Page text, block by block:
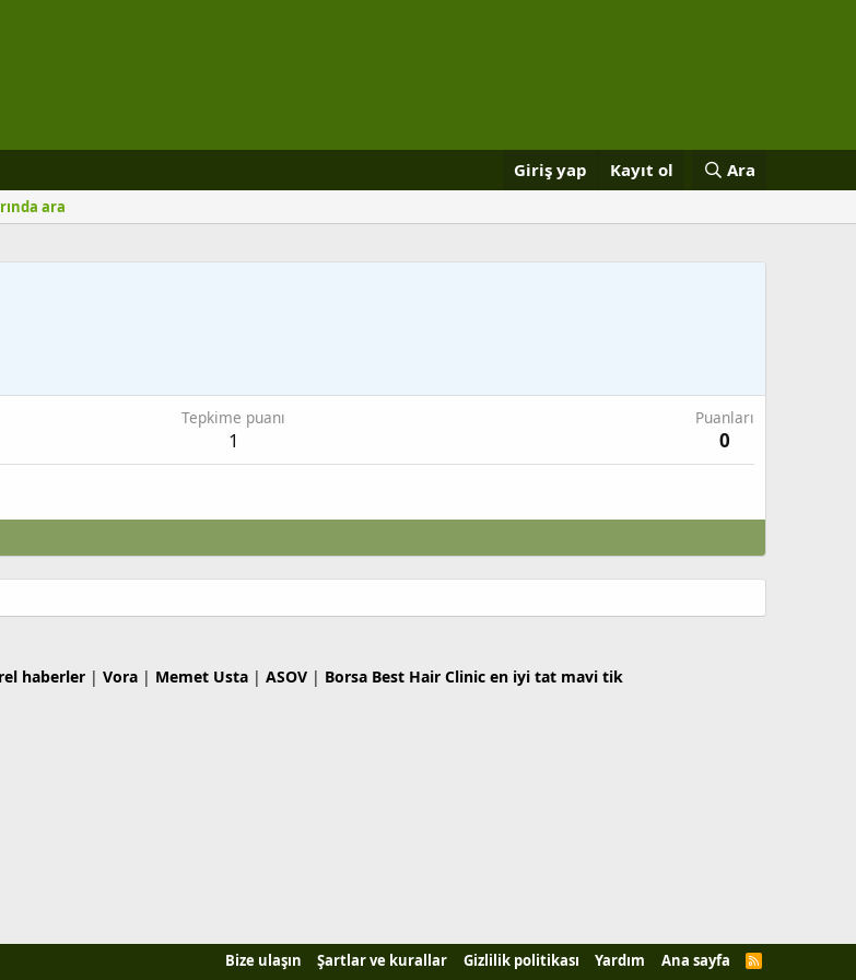
Giriş yap Kayıt ol Ara
ara
Tepkime puanı
1
Puanları
0
haberler| Vora| Memet Usta| ASOV| Borsa Best Hair Clinic en iyi tat mavi tik
Bize ulaşın Şartlar ve kurallar Gizlilik politikası Yardım Ana sayfa
R